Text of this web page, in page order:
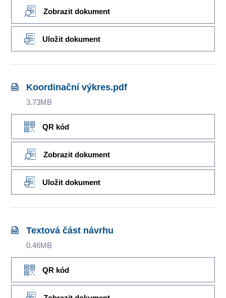
Zobrazit dokument
Uložit dokument
Koordinační výkres.pdf
3.73MB
QR kód
Zobrazit dokument
Uložit dokument
Textová část návrhu
0.46MB
QR kód